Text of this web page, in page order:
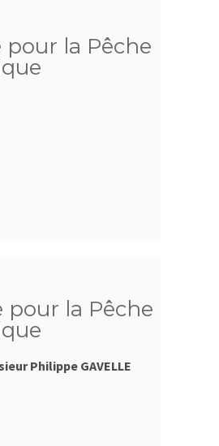
la Pêche
pour la Pêche
Philippe GAVELLE